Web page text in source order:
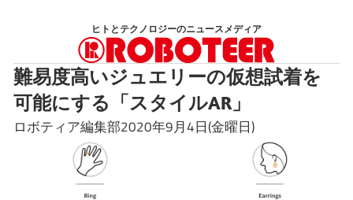
ン
ツ
へ
ヒトとテクノロジーのニュースメディア
難易度高いジュエリーの仮想試着を
可能にする「スタイルAR」
ロボティア編集部2020年9月4日(金曜日)